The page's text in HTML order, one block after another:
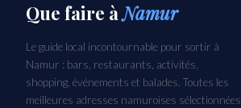
Que faire àNamur
Le guide local incontournable pour sortir à
Namur : bars, restaurants, activités,
shopping, événements et balades. Toutes les
meilleures adresses namuroises sélectionnées